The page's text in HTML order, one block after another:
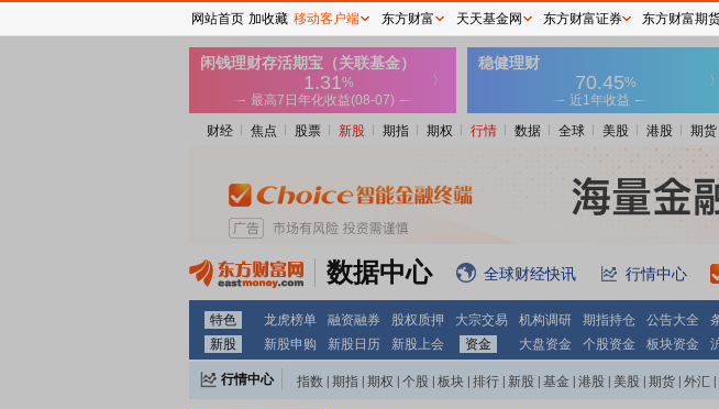
财经 焦点 股票 新股 期指 期权 行情 数据 全球 美股 港股 期货
数据中心 全球财经快讯 行情中心
特色 龙虎榜单 融资融券 股权质押 大宗交易 机构调研 期指持仓 公告大全
新股
新股申购 新股日历 新股上会 资金 大盘资金 个股资金 板块资金
行情中心 指数 期指 期权 个股 板块 排行 新股 基金 港股 美股 期货 外汇
网站首页 加收藏 移动客户端 东方财富 天天基金网 东方财富证券 东方财富期